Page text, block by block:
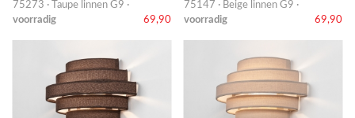
75273 · Taupe linnen G9 ·
voorradig
69,90
75147 · Beige linnen G9 ·
voorradig
69,90